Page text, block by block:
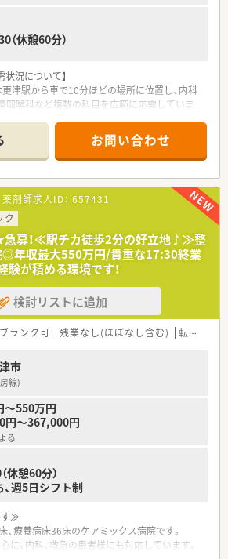
（休憩60分）
状況について】
津駅から車で10分ほどの場所に位置し、内科
咽喉科など複数の科目を広範に応需していま
内が1日30枚、外来が10枚から15枚程度と落
剤業務に集中して取り組める環境です。
とパート2名に加え事務1名が在籍しており、
剤師が常駐する体制を整えて運営しています。
る人物像について】
体制強化のための急募となっており、周囲と協
い笑顔で患者様に接することができる方を求め
任を持ちつつ、他職種との連携を大切にして患
最適なケアを提案できる意欲的な方を募集し
方はもちろん、ブランクがある方でも地域医療
う強い気持ちがある方歓迎いたします。
均で約2時間程度と非常に少なく、終業後の時
のために有効活用することが十分に可能な職場
みです。輪番制での土日出勤がありますが、出
替休日を取得しています。
】
非常に綺麗に整備されており、清潔感あふれる
の業務に集中して取り組むことが可能となっ
れた温かい食事を安価に楽しむことができる
ベテランまで幅広い年齢層が在籍しており、お
お問い合わせ
薬剤師求人ID： 657431
ク
★急募！≪駅チカ徒歩2分の好立地♪≫整
◎年収最大550万円/貴重な17:30終業
が積める環境です！
検討リストに追加
ブランク可 残業なし(ほぼなし含む) 転勤なし
市
線)
～550万円
円～367,000円
る
休憩60分）
週5日シフト制
す≫
療養病床36床のケアミックス病院です。
、内科、救急の患者様にも対応しています。